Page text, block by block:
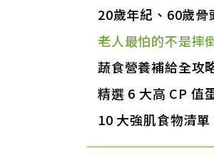
20歲年紀、60歲骨
老人最怕的不是摔
蔬食營養補給全攻
精選 6 大高 CP 值
10 大強肌食物清